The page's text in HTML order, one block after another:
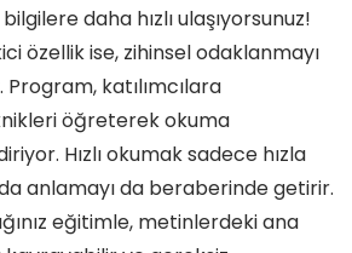
daha hızlı ulaşıyorsunuz!
özellik ise, zihinsel odaklanmayı
katılımcılara
öğreterek okuma
Hızlı okumak sadece hızla
anlamayı da beraberinde getirir.
eğitimle, metinlerdeki ana